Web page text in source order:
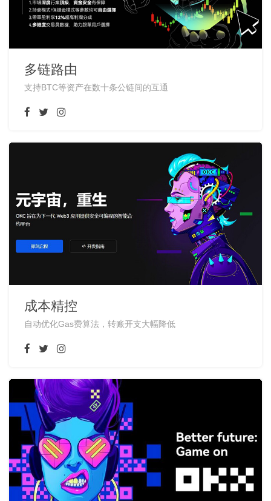
多链路由
支持BTC等资产在数十条公链间的互通
成本精控
自动优化Gas费算法，转账开支大幅降低